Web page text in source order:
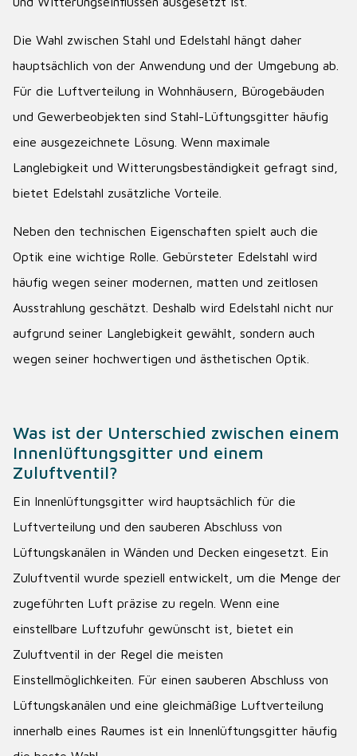
Die Wahl zwischen Stahl und Edelstahl hängt daher
hauptsächlich von der Anwendung und der Umgebung ab.
Für die Luftverteilung in Wohnhäusern, Bürogebäuden
und Gewerbeobjekten sind Stahl-Lüftungsgitter häufig
eine ausgezeichnete Lösung. Wenn maximale
Langlebigkeit und Witterungsbeständigkeit gefragt sind,
bietet Edelstahl zusätzliche Vorteile.
Neben den technischen Eigenschaften spielt auch die
Optik eine wichtige Rolle. Gebürsteter Edelstahl wird
häufig wegen seiner modernen, matten und zeitlosen
Ausstrahlung geschätzt. Deshalb wird Edelstahl nicht nur
aufgrund seiner Langlebigkeit gewählt, sondern auch
wegen seiner hochwertigen und ästhetischen Optik.
Was ist der Unterschied zwischen einem
Innenlüftungsgitter und einem
Zuluftventil?
Ein Innenlüftungsgitter wird hauptsächlich für die
Luftverteilung und den sauberen Abschluss von
Lüftungskanälen in Wänden und Decken eingesetzt. Ein
Zuluftventil wurde speziell entwickelt, um die Menge der
zugeführten Luft präzise zu regeln. Wenn eine
einstellbare Luftzufuhr gewünscht ist, bietet ein
Zuluftventil in der Regel die meisten
Einstellmöglichkeiten. Für einen sauberen Abschluss von
Lüftungskanälen und eine gleichmäßige Luftverteilung
innerhalb eines Raumes ist ein Innenlüftungsgitter häufig